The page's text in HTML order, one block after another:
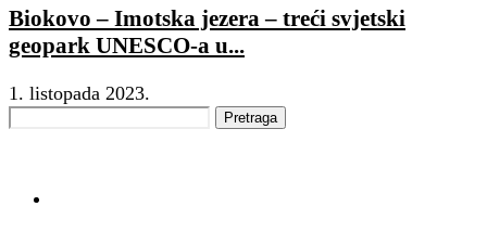
MB6-703
ITILFND
350-030
220-902
Biokovo – Imotska jezera – treći svjetski
geopark UNESCO-a u...
1. listopada 2023.